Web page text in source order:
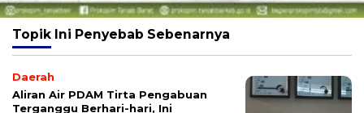
Topik Ini Penyebab Sebenarnya
Daerah
Aliran Air PDAM Tirta Pengabuan
Terganggu Berhari-hari, Ini